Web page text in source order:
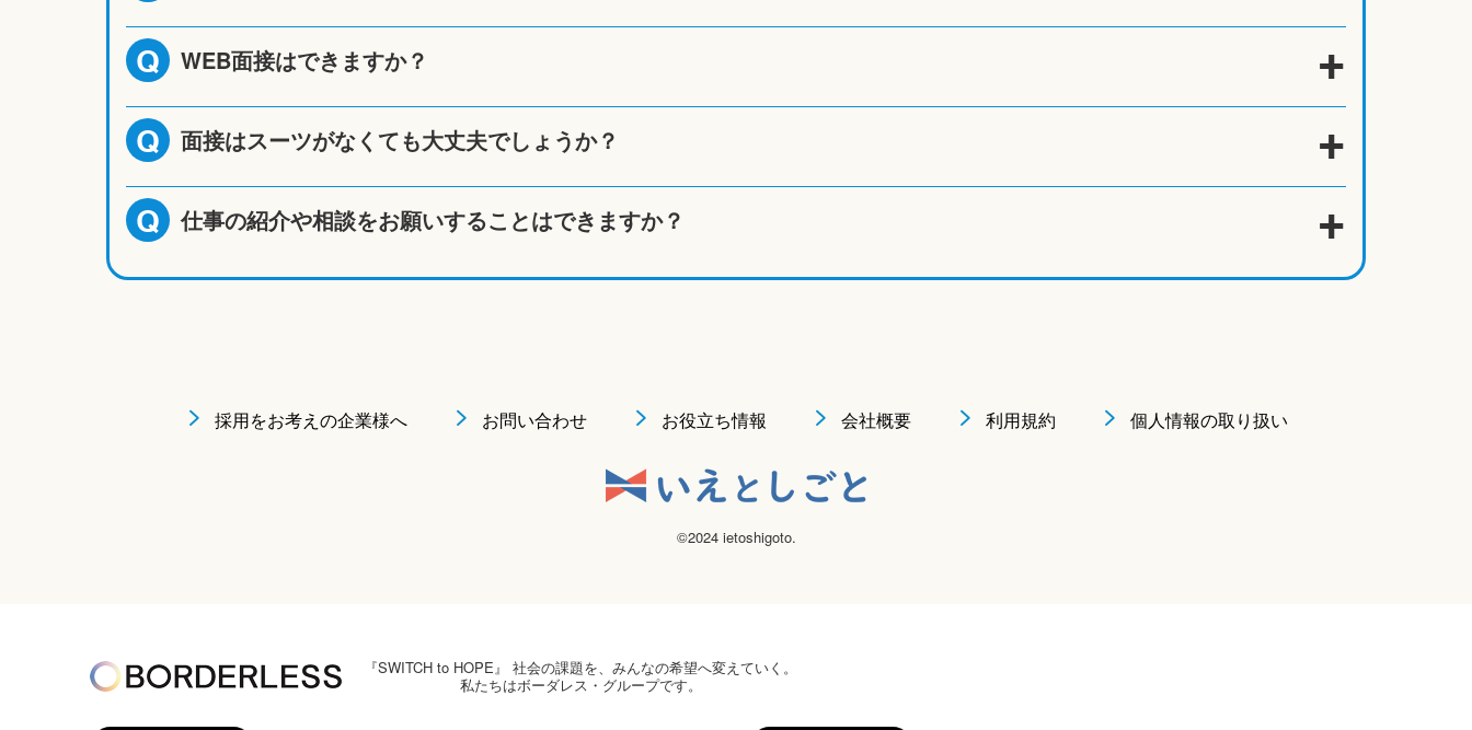
Q WEB面接はできますか？
Q 面接はスーツがなくても大丈夫でしょうか？
Q 仕事の紹介や相談をお願いすることはできますか？
採用をお考えの企業様へ お問い合わせ お役立ち情報 会社概要 利用規約 個人情報の取り扱い
©2024 ietoshigoto.
『SWITCH to HOPE』 社会の課題を、みんなの希望へ変えていく。
私たちはボーダレス・グループです。